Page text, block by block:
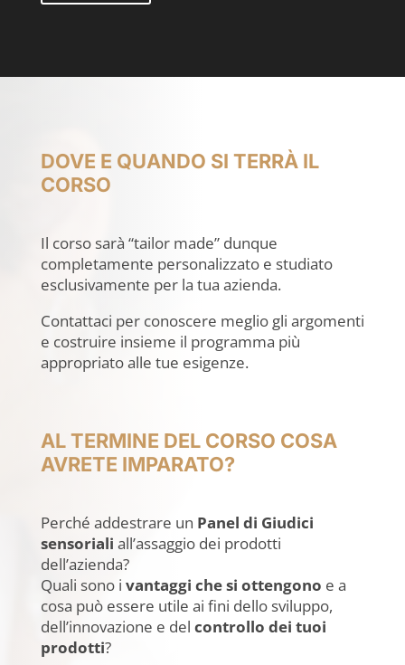
DOVE E QUANDO SI TERRÀ IL
CORSO
Il corso sarà “tailor made” dunque
completamente personalizzato e studiato
esclusivamente per la tua azienda.
Contattaci per conoscere meglio gli argomenti
e costruire insieme il programma più
appropriato alle tue esigenze.
AL TERMINE DEL CORSO COSA
AVRETE IMPARATO?
Perché addestrare un Panel di Giudici
sensoriali all’assaggio dei prodotti
dell’azienda?
Quali sono i vantaggi che si ottengono e a
cosa può essere utile ai fini dello sviluppo,
dell’innovazione e del controllo dei tuoi
prodotti?